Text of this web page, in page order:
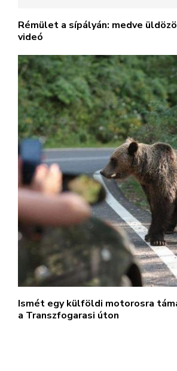
Rémület a sípályán: medve
videó
Ismét egy külföldi motorosra
a Transzfogarasi úton